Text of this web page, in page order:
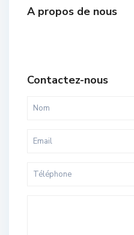
A propos de nous
Contactez-nous